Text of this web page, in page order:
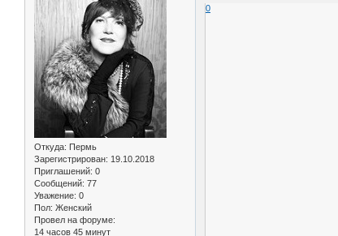
Откуда: Пермь
Зарегистрирован: 19.10.2018
Приглашений: 0
Сообщений: 77
Уважение: 0
Пол: Женский
Провел на форуме:
14 часов 45 минут
0